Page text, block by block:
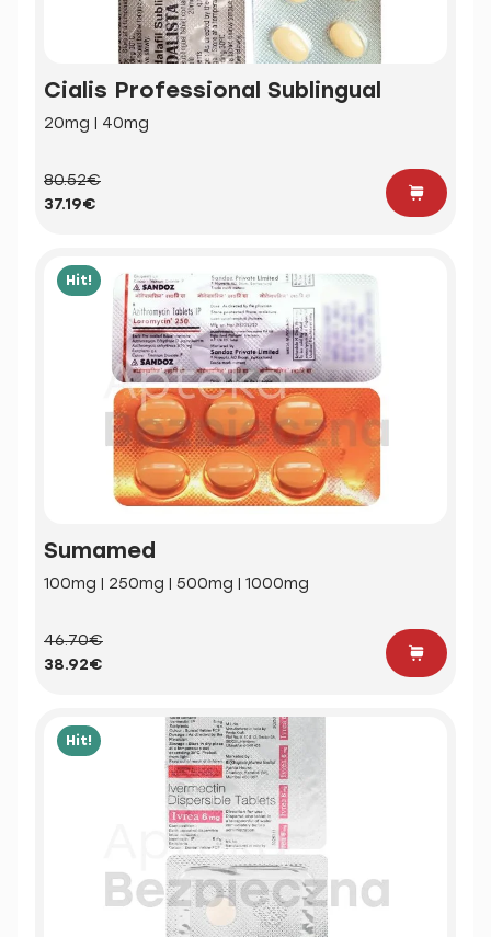
Cialis Professional Sublingual
20mg | 40mg
80.52€
37.19€
Hit!
Sumamed
100mg | 250mg | 500mg | 1000mg
46.70€
38.92€
Hit!